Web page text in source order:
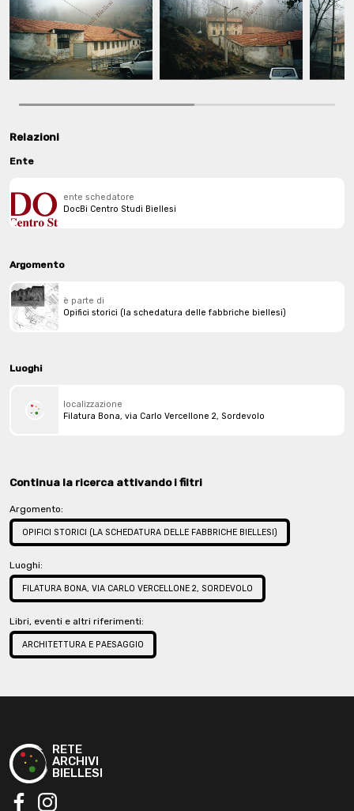
Note di lavoro
NCTN: R0252614 Numero della schedatura DocBi: 346 (scheda originale
compilata da Roberto Janno, 2001) Codice tesi: 0511A
Relazioni
Ente
ente schedatore
DocBi Centro Studi Biellesi
Argomento
è parte di
Opifici storici (la schedatura delle fabbriche biellesi)
Luoghi
localizzazione
Filatura Bona, via Carlo Vercellone 2, Sordevolo
Continua la ricerca attivando i filtri
Argomento:
OPIFICI STORICI (LA SCHEDATURA DELLE FABBRICHE BIELLESI)
Luoghi:
FILATURA BONA, VIA CARLO VERCELLONE 2, SORDEVOLO
Libri, eventi e altri riferimenti:
ARCHITETTURA E PAESAGGIO
RETE
ARCHIVI
BIELLESI